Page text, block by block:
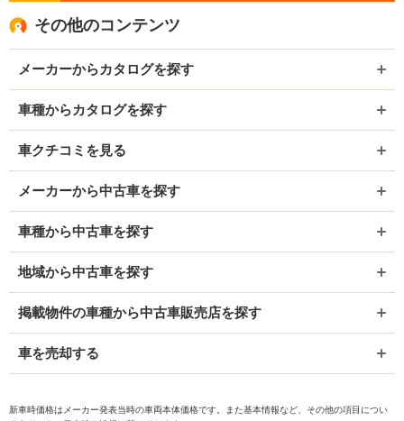
その他のコンテンツ
メーカーからカタログを探す
車種からカタログを探す
車クチコミを見る
メーカーから中古車を探す
車種から中古車を探す
地域から中古車を探す
掲載物件の車種から中古車販売店を探す
車を売却する
新車時価格はメーカー発表当時の車両本体価格です。また基本情報など、その他の項目につい